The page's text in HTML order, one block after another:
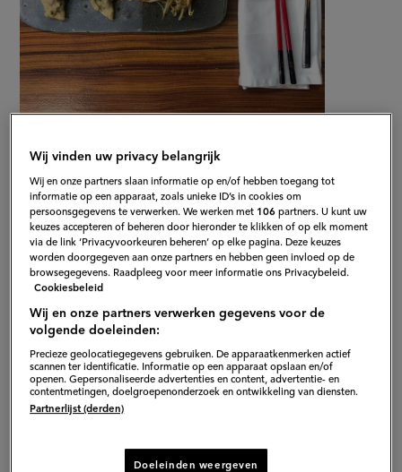
Bewerkt op: 13-04-2026
Wij vinden uw privacy belangrijk
Wij en onze partners slaan informatie op en/of hebben toegang tot
informatie op een apparaat, zoals unieke ID’s in cookies om
persoonsgegevens te verwerken. We werken met 106 partners. U kunt uw
keuzes accepteren of beheren door hieronder te klikken of op elk moment
via de link ‘Privacyvoorkeuren beheren’ op elke pagina. Deze keuzes
worden doorgegeven aan onze partners en hebben geen invloed op de
browsegegevens. Raadpleeg voor meer informatie ons Privacybeleid.
Cookiesbeleid
Wij en onze partners verwerken gegevens voor de
volgende doeleinden:
Precieze geolocatiegegevens gebruiken. De apparaatkenmerken actief
scannen ter identificatie. Informatie op een apparaat opslaan en/of
openen. Gepersonaliseerde advertenties en content, advertentie- en
contentmetingen, doelgroepenonderzoek en ontwikkeling van diensten.
Partnerlijst (derden)
Doeleinden weergeven